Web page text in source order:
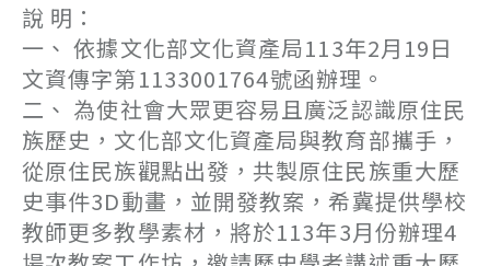
說 明：
一、 依據文化部文化資產局113年2月19日
文資傳字第1133001764號函辦理。
二、 為使社會大眾更容易且廣泛認識原住民
族歷史，文化部文化資產局與教育部攜手，
從原住民族觀點出發，共製原住民族重大歷
史事件3D動畫，並開發教案，希冀提供學校
教師更多教學素材，將於113年3月份辦理4